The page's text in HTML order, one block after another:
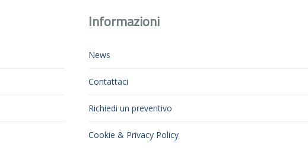
Informazioni
News
Contattaci
Richiedi un preventivo
Cookie & Privacy Policy